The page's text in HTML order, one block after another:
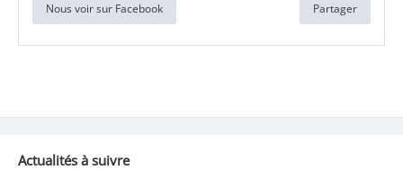
Nous voir sur Facebook Partager
Actualités à suivre